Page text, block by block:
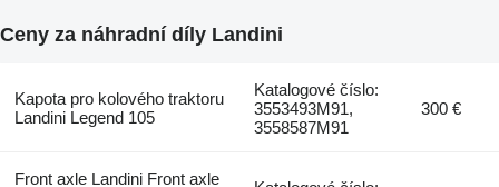
Ceny za náhradní díly Landini
Kapota pro kolového traktoru
Landini Legend 105
Katalogové číslo:
3553493M91,
3558587M91
300 €
Front axle Landini Front axle